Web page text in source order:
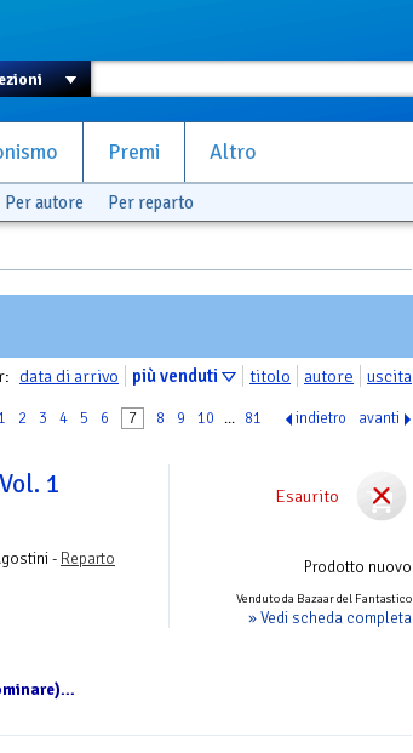
Premi Altro
Per autore Per reparto
data di arrivo più venduti titolo autore uscita
2 3 4 5 6 7 8 9 10 ... 81 indietro avanti
Esaurito
Prodotto nuovo
Venduto da Bazaar del Fantastico
» Vedi scheda completa
1
- Reparto